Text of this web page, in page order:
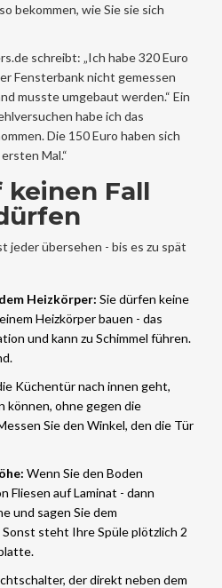
bekommen, wie Sie sie sich
schreibt: „Ich habe 320 Euro
Fensterbank nicht gemessen
musste umgebaut werden.“ Ein
habe ich das
Die 150 Euro haben sich
Mal.“
keinen Fall
jeder übersehen - bis es zu spät
Heizkörper: Sie dürfen keine
Heizkörper bauen - das
und kann zu Schimmel führen.
Küchentür nach innen geht,
können, ohne gegen die
Sie den Winkel, den die Tür
Wenn Sie den Boden
Fliesen auf Laminat - dann
und sagen Sie dem
steht Ihre Spüle plötzlich 2
der direkt neben dem